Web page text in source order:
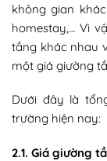
không gian
homestay,… Vì
tầng khác nhau
một giá giường
Dưới đây là
trường hiện nay:
2.1. Giá giường